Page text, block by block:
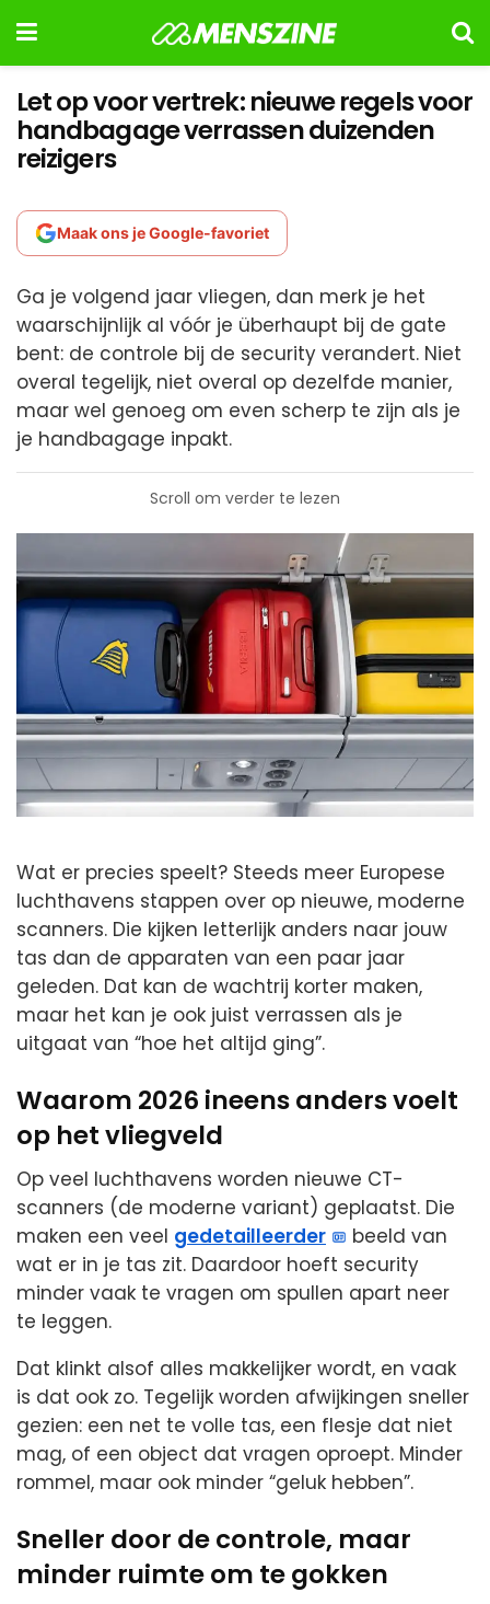
Let op voor vertrek: nieuwe regels voor
handbagage verrassen duizenden
reizigers
Maak ons je Google-favoriet
Ga je volgend jaar vliegen, dan merk je het
waarschijnlijk al vóór je überhaupt bij de gate
bent: de controle bij de security verandert. Niet
overal tegelijk, niet overal op dezelfde manier,
maar wel genoeg om even scherp te zijn als je
je handbagage inpakt.
Scroll om verder te lezen
Wat er precies speelt? Steeds meer Europese
luchthavens stappen over op nieuwe, moderne
scanners. Die kijken letterlijk anders naar jouw
tas dan de apparaten van een paar jaar
geleden. Dat kan de wachtrij korter maken,
maar het kan je ook juist verrassen als je
uitgaat van “hoe het altijd ging”.
Waarom 2026 ineens anders voelt
op het vliegveld
Op veel luchthavens worden nieuwe CT-
scanners (de moderne variant) geplaatst. Die
maken een veel gedetailleerder
beeld van
wat er in je tas zit. Daardoor hoeft security
minder vaak te vragen om spullen apart neer
te leggen.
Dat klinkt alsof alles makkelijker wordt, en vaak
is dat ook zo. Tegelijk worden afwijkingen sneller
gezien: een net te volle tas, een flesje dat niet
mag, of een object dat vragen oproept. Minder
rommel, maar ook minder “geluk hebben”.
Sneller door de controle, maar
minder ruimte om te gokken